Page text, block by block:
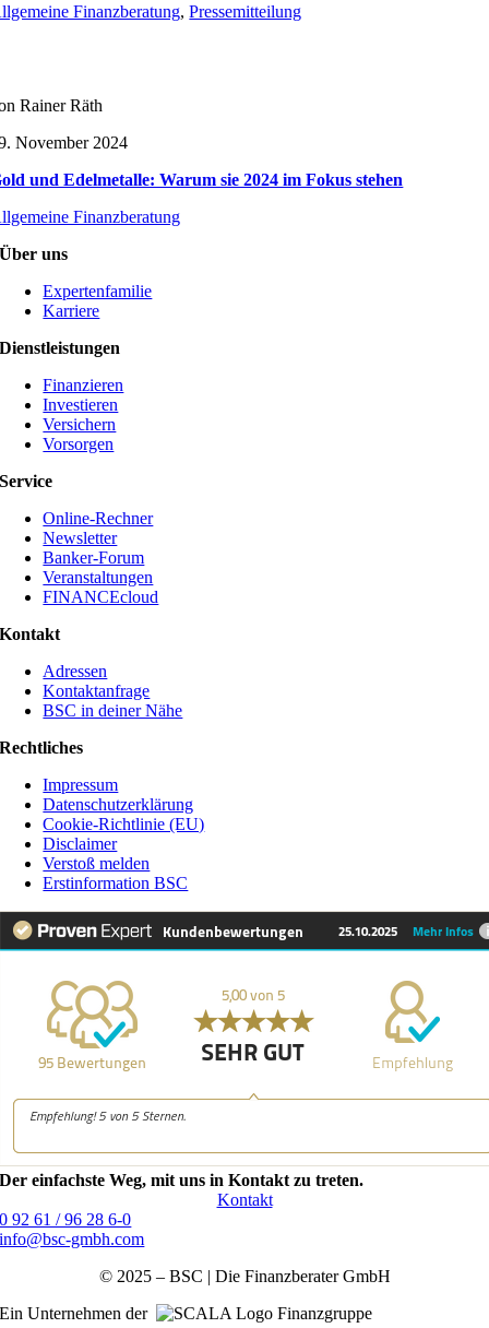
Finanzberatung,Pressemitteilung
Rainer Räth
November 2024
und Edelmetalle: Warum sie 2024 im Fokus stehen
Finanzberatung
Über uns
Expertenfamilie
Karriere
Dienstleistungen
Finanzieren
Investieren
Versichern
Vorsorgen
Service
Online-Rechner
Newsletter
Banker-Forum
Veranstaltungen
FINANCEcloud
Kontakt
Adressen
Kontaktanfrage
BSC in deiner Nähe
Rechtliches
Impressum
Datenschutzerklärung
Cookie-Richtlinie (EU)
Disclaimer
Verstoß melden
Erstinformation BSC
Der einfachste Weg, mit uns in Kontakt zu treten.
Kontakt
0 92 61 / 96 28 6-0
info@bsc-gmbh.com
© 2025 – BSC | Die Finanzberater GmbH
Ein Unternehmen der
Finanzgruppe